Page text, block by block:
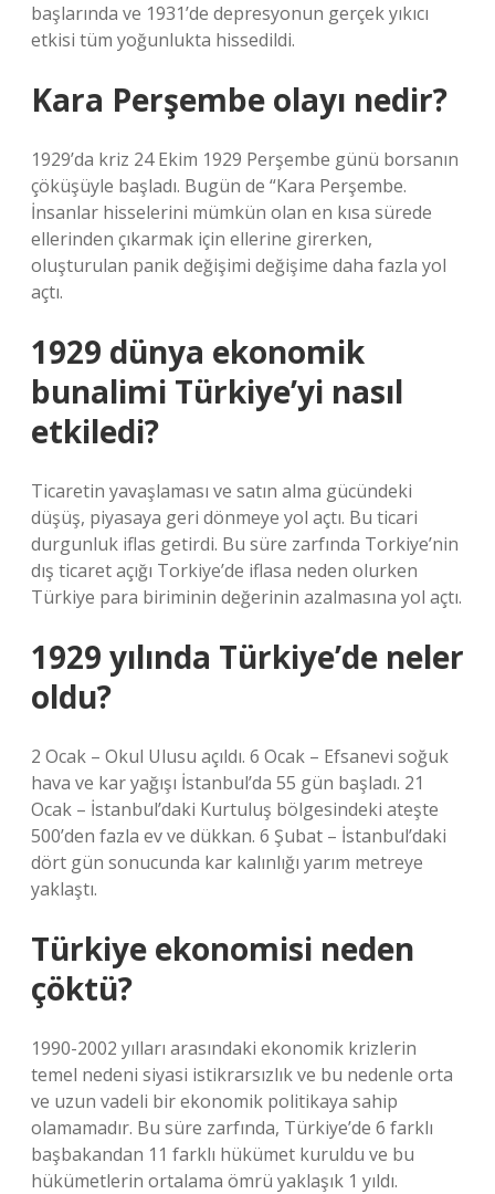
başlarında ve 1931’de depresyonun gerçek yıkıcı
etkisi tüm yoğunlukta hissedildi.
Kara Perşembe olayı nedir?
1929’da kriz 24 Ekim 1929 Perşembe günü borsanın
çöküşüyle ​​başladı. Bugün de “Kara Perşembe.
İnsanlar hisselerini mümkün olan en kısa sürede
ellerinden çıkarmak için ellerine girerken,
oluşturulan panik değişimi değişime daha fazla yol
açtı.
1929 dünya ekonomik
bunalimi Türkiye’yi nasıl
etkiledi?
Ticaretin yavaşlaması ve satın alma gücündeki
düşüş, piyasaya geri dönmeye yol açtı. Bu ticari
durgunluk iflas getirdi. Bu süre zarfında Torkiye’nin
dış ticaret açığı Torkiye’de iflasa neden olurken
Türkiye para biriminin değerinin azalmasına yol açtı.
1929 yılında Türkiye’de neler
oldu?
2 Ocak – Okul Ulusu açıldı. 6 Ocak – Efsanevi soğuk
hava ve kar yağışı İstanbul’da 55 gün başladı. 21
Ocak – İstanbul’daki Kurtuluş bölgesindeki ateşte
500’den fazla ev ve dükkan. 6 Şubat – İstanbul’daki
dört gün sonucunda kar kalınlığı yarım metreye
yaklaştı.
Türkiye ekonomisi neden
çöktü?
1990-2002 yılları arasındaki ekonomik krizlerin
temel nedeni siyasi istikrarsızlık ve bu nedenle orta
ve uzun vadeli bir ekonomik politikaya sahip
olamamadır. Bu süre zarfında, Türkiye’de 6 farklı
başbakandan 11 farklı hükümet kuruldu ve bu
hükümetlerin ortalama ömrü yaklaşık 1 yıldı.